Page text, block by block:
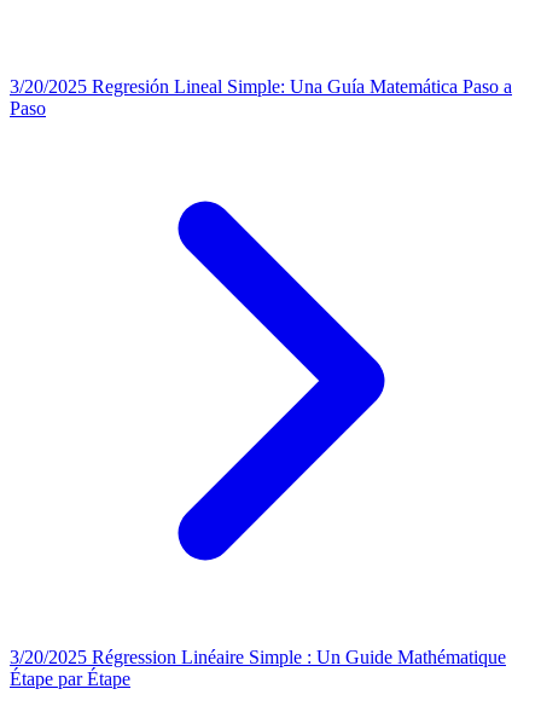
3/20/2025 Regresión Lineal Simple: Una Guía Matemática Paso a
Paso
3/20/2025 Régression Linéaire Simple : Un Guide Mathématique
Étape par Étape